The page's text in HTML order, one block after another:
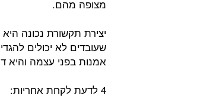
מצופה מהם.
יצירת תקשורת נכונה
שעובדים לא יכולים
אמנות בפני עצמה והיא
4 לדעת לקחת אחריות: